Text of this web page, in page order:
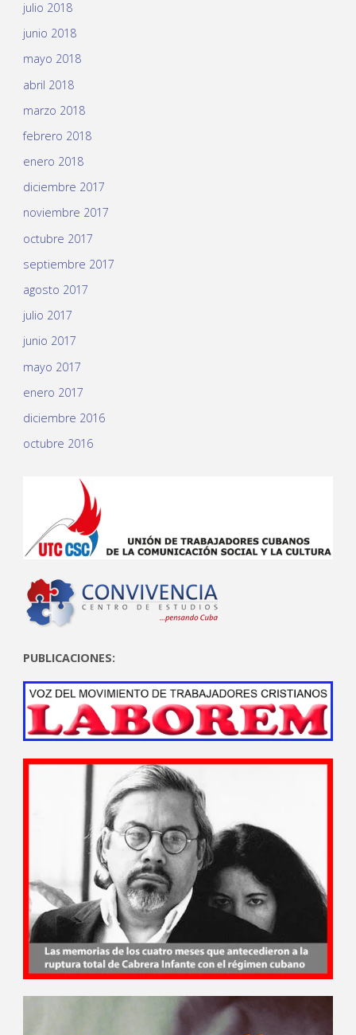
julio 2018
junio 2018
mayo 2018
abril 2018
marzo 2018
febrero 2018
enero 2018
diciembre 2017
noviembre 2017
octubre 2017
septiembre 2017
agosto 2017
julio 2017
junio 2017
mayo 2017
enero 2017
diciembre 2016
octubre 2016
PUBLICACIONES: